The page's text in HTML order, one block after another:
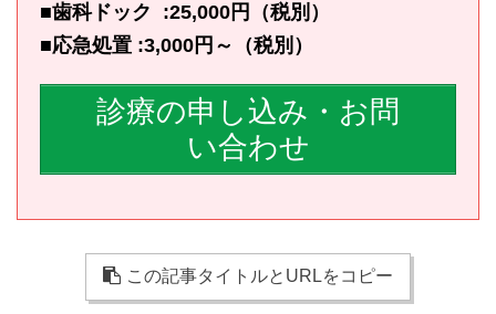
■歯科ドック :25,000円（税別）
■応急処置 :3,000円～（税別）
診療の申し込み・お問
い合わせ
この記事タイトルとURLをコピー